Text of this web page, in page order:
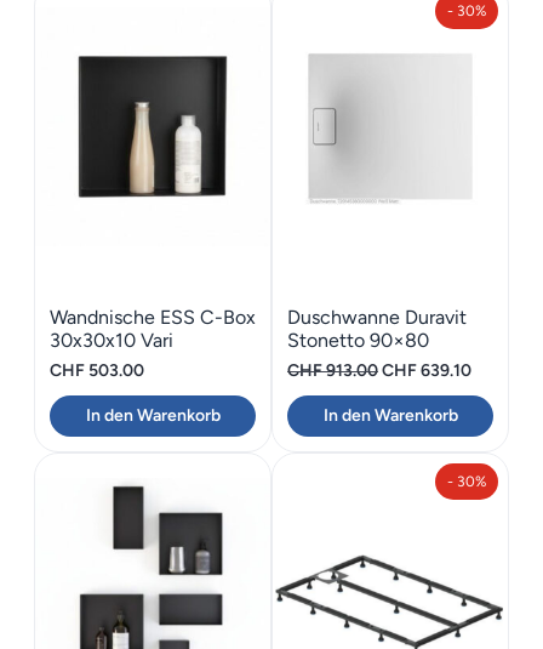
Wandnische ESS C-Box
30x30x10 Vari
CHF 503.00
In den Warenkorb
- 30%
Duschwanne Duravit
Stonetto 90×80
CHF913.00Ursprünglicher
Preis
war:
CHF639.10Aktueller
Preis
ist:
In den Warenkorb
- 30%